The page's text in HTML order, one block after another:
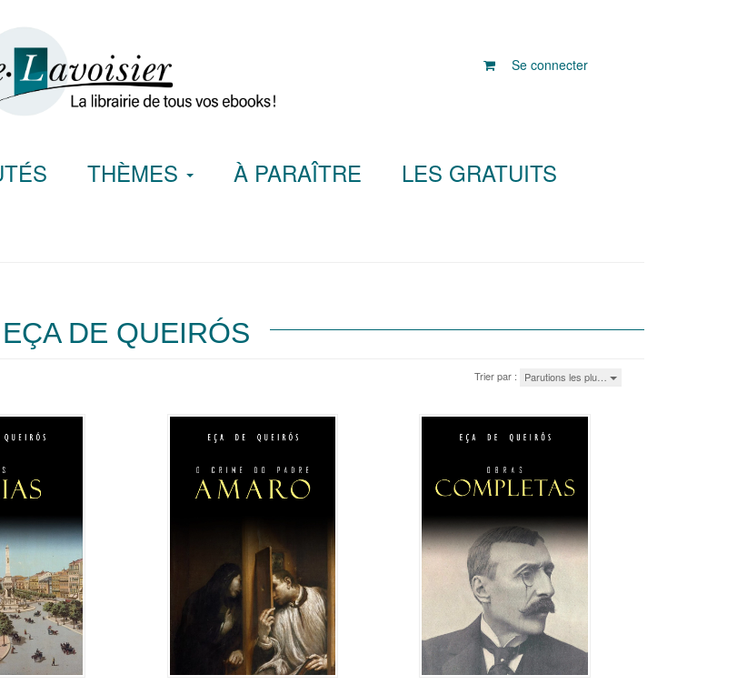
Se connecter
THÈMES À PARAÎTRE LES GRATUITS
EÇA DE QUEIRÓS
Trier par : Parutions les plu…